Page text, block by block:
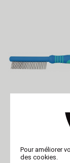
VIVOG
Peigne
serrées
Pour améliorer
des cookies.